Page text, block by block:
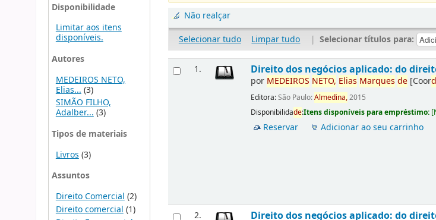
Disponibilidade
Limitar aos itens
disponíveis.
Autores
MEDEIROS NETO,
Elias... (3)
SIMÃO FILHO,
Adalber...(3)
Tipos de materiais
Livros (3)
Assuntos
Direito Comercial (2)
Direito comercial (1)
Não realçar
Selecionar tudo
Limpar tudo | Selecionar títulos para:
1. Direito dos negócios aplicado: do
por MEDEIROS NETO, Elias Marques de [Coor
Editora:São Paulo:Almedina,2015
Disponibilidade:Itens disponíveis para empréstimo: [
Reservar Adicionar ao seu carrinho
2. Direito dos negócios aplicado: do